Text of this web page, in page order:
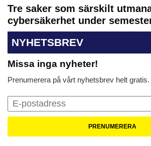
Tre saker som särskilt
cybersäkerhet under
NYHETSBREV
Missa inga nyheter!
Prenumerera på vårt nyhetsbrev helt gratis.